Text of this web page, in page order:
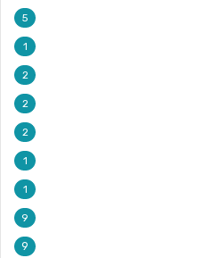
5
1
2
2
2
1
1
9
9